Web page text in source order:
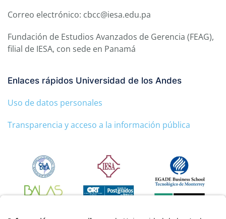
Correo electrónico: cbcc@iesa.edu.pa
Fundación de Estudios Avanzados de Gerencia (FEAG),
filial de IESA, con sede en Panamá
Enlaces rápidos Universidad de los Andes
Uso de datos personales
Transparencia y acceso a la información pública